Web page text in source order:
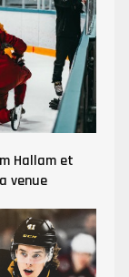
Hallam et
venue